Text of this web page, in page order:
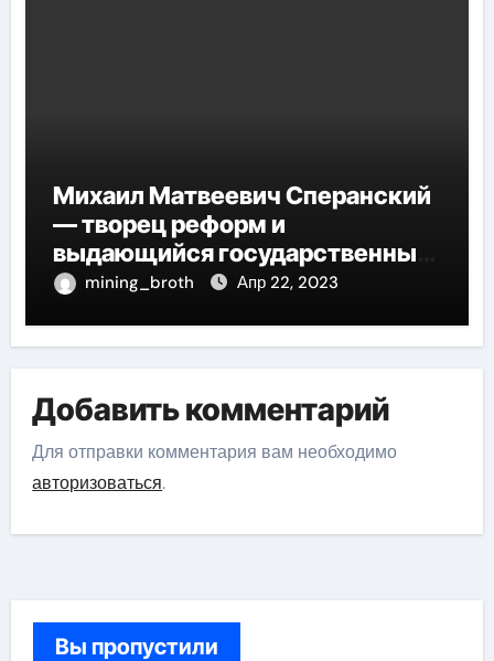
Михаил Матвеевич Сперанский
— творец реформ и
выдающийся государственный
деятель России
mining_broth Апр 22, 2023
Добавить комментарий
Для отправки комментария вам необходимо
авторизоваться.
Вы пропустили